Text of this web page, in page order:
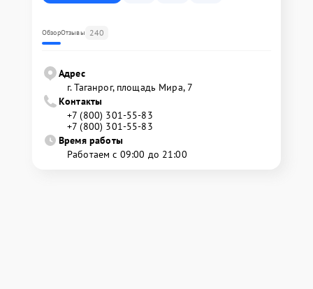
ОбзорОтзывы 240
Адрес
г. Таганрог, площадь Мира, 7
Контакты
+7 (800) 301-55-83
+7 (800) 301-55-83
Время работы
Работаем с 09:00 до 21:00